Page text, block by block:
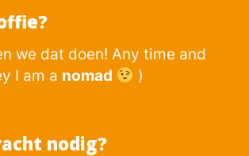
we dat doen! Any time and
I am a nomad )
nodig?